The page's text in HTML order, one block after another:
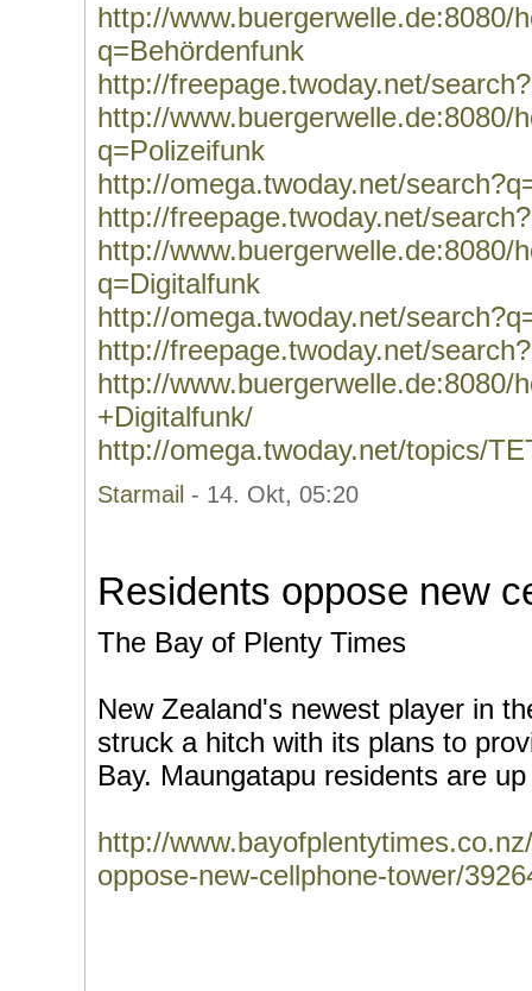
http://www.buergerwelle.de:8080/
q=Behördenfunk
http://freepage.twoday.net/
http://www.buergerwelle.de:8080/
q=Polizeifunk
http://omega.twoday.net/
http://freepage.twoday.net/
http://www.buergerwelle.de:8080/
q=Digitalfunk
http://omega.twoday.net/
http://freepage.twoday.net/
http://
+Digitalfunk/
http://omega.twoday.net/topics/
Starmail - 14. Okt, 05:20
Residents oppose new
The Bay of Plenty Times
New Zealand's newest player in
struck a hitch with its plans to
Bay. Maungatapu residents are
http://
oppose-new-cellphone-tower/